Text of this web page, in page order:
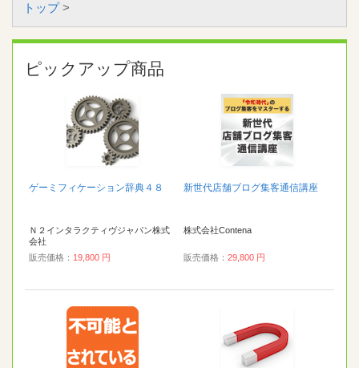
トップ>
ピックアップ商品
ゲーミフィケーション辞典４８
Ｎ２インタラクティヴジャパン株式
会社
販売価格： 19,800 円
新世代店舗ブログ集客通信講座
株式会社Contena
販売価格： 29,800 円